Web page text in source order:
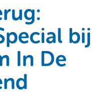
bij
In De